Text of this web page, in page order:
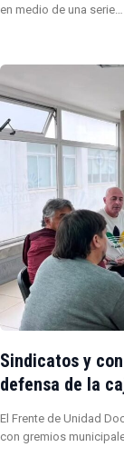
en medio de una serie…
Sindicatos y
defensa de la
El Frente de Unidad
con gremios